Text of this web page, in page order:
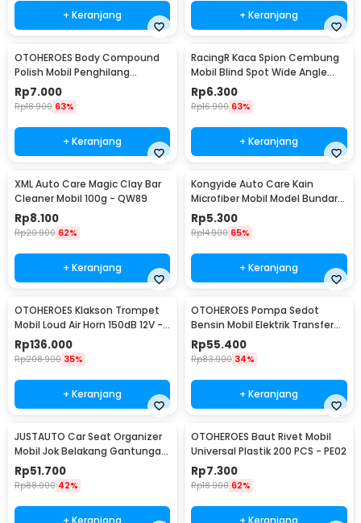
+ Keranjang + Keranjang
OTOHEROES Body Compound
Polish Mobil Penghilang
Goresan 15g with Spons - YYC-
508
Rp7.000
Rp18.900 63%
+ Keranjang
RacingR Kaca Spion Cembung
Mobil Blind Spot Wide Angle
50mm 2 Pcs - J0027
Rp6.300
Rp16.900 63%
+ Keranjang
XML Auto Care Magic Clay Bar
Cleaner Mobil 100g - QW89
Rp8.100
Rp20.900 62%
+ Keranjang
Kongyide Auto Care Kain
Microfiber Mobil Model Bundar -
L-20
Rp5.300
Rp14.900 65%
+ Keranjang
OTOHEROES Klakson Trompet
Mobil Loud Air Horn 150dB 12V -
JD4001
Rp136.000
Rp208.900 35%
+ Keranjang
OTOHEROES Pompa Sedot
Bensin Mobil Elektrik Transfer
Pump 38mm DC 12V - CT-14
Rp55.400
Rp83.900 34%
+ Keranjang
JUSTAUTO Car Seat Organizer
Mobil Jok Belakang Gantungan
Barang Tisu - Z-354
Rp51.700
Rp88.900 42%
+ Keranjang
OTOHEROES Baut Rivet Mobil
Universal Plastik 200 PCS - PE02
Rp7.300
Rp18.900 62%
+ Keranjang